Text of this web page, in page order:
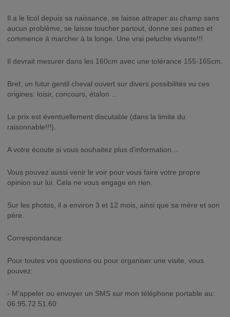
Il a le licol depuis sa naissance, se laisse attraper au champ sans
aucun problème, se laisse toucher partout, donne ses pattes et
commence à marcher à la longe. Une vrai peluche vivante!!!
Il devrait mesurer dans les 160cm avec une tolérance 155-165cm.
Bref, un futur gentil cheval ouvert sur divers possibilités vu ces
origines: loisir, concours, étalon ...
Le prix est éventuellement discutable (dans la limite du
raisonnable!!!).
A votre écoute si vous souhaitez plus d'information...
Vous pouvez aussi venir le voir pour vous faire votre propre
opinion sur lui. Cela ne vous engage en rien.
Sur les photos, il a environ 3 et 12 mois, ainsi que sa mère et son
père.
Correspondance:
Pour toutes vos questions ou pour organiser une visite, vous
pouvez:
- M'appeler ou envoyer un SMS sur mon téléphone portable au:
06.95.72.51.60